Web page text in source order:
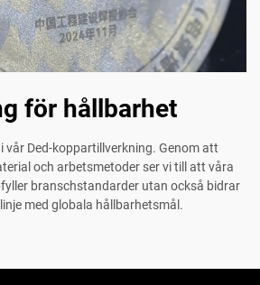
för hållbarhet
vår Ded-koppartillverkning. Genom att
och arbetsmetoder ser vi till att våra
branschstandarder utan också bidrar
med globala hållbarhetsmål.